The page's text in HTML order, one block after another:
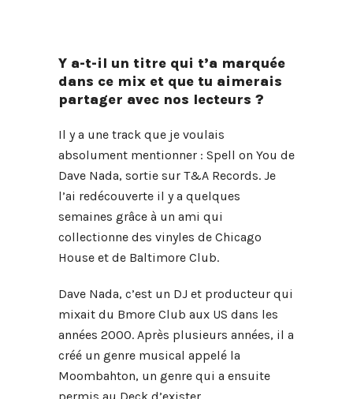
Y a-t-il un titre qui t’a marquée
dans ce mix et que tu aimerais
partager avec nos lecteurs ?
Il y a une track que je voulais
absolument mentionner : Spell on You de
Dave Nada, sortie sur T&A Records. Je
l’ai redécouverte il y a quelques
semaines grâce à un ami qui
collectionne des vinyles de Chicago
House et de Baltimore Club.
Dave Nada, c’est un DJ et producteur qui
mixait du Bmore Club aux US dans les
années 2000. Après plusieurs années, il a
créé un genre musical appelé la
Moombahton, un genre qui a ensuite